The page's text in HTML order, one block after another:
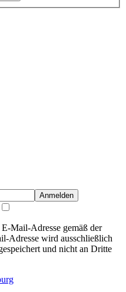
Anmelden
Mail-Adresse gemäß der
Adresse wird ausschließlich
und nicht an Dritte